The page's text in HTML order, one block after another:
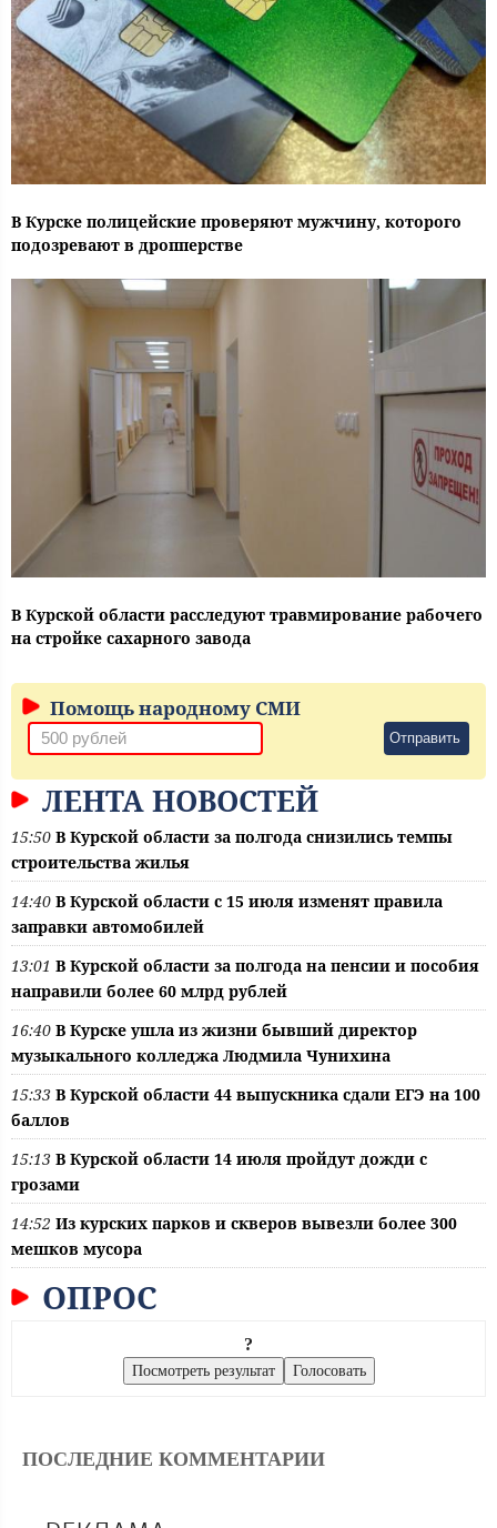
В Курске полицейские проверяют мужчину, которого
подозревают в дропперстве
В Курской области расследуют травмирование рабочего
на стройке сахарного завода
Помощь народному СМИ
Отправить
ЛЕНТА НОВОСТЕЙ
15:50 В Курской области за полгода снизились темпы
строительства жилья
14:40 В Курской области с 15 июля изменят правила
заправки автомобилей
13:01 В Курской области за полгода на пенсии и пособия
направили более 60 млрд рублей
16:40 В Курске ушла из жизни бывший директор
музыкального колледжа Людмила Чунихина
15:33 В Курской области 44 выпускника сдали ЕГЭ на 100
баллов
15:13 В Курской области 14 июля пройдут дожди с
грозами
14:52 Из курских парков и скверов вывезли более 300
мешков мусора
ОПРОС
?
ПОСЛЕДНИЕ КОММЕНТАРИИ